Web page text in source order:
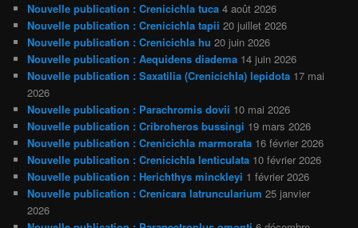
Nouvelle publication : Crenicichla tuca 4 août 2026
Nouvelle publication : Crenicichla tapii 20 juillet 2026
Nouvelle publication : Crenicichla hu 20 juin 2026
Nouvelle publication : Aequidens diadema 14 juin 2026
Nouvelle publication : Saxatilia (Crenicichla) lepidota 17 mai
2026
Nouvelle publication : Parachromis dovii 10 mai 2026
Nouvelle publication : Cribroheros bussingi 19 mars 2026
Nouvelle publication : Crenicichla marmorata 16 février 2026
Nouvelle publication : Crenicichla lenticulata 10 février 2026
Nouvelle publication : Herichthys minckleyi 1 février 2026
Nouvelle publication : Crenicara latruncularium 25 janvier
2026